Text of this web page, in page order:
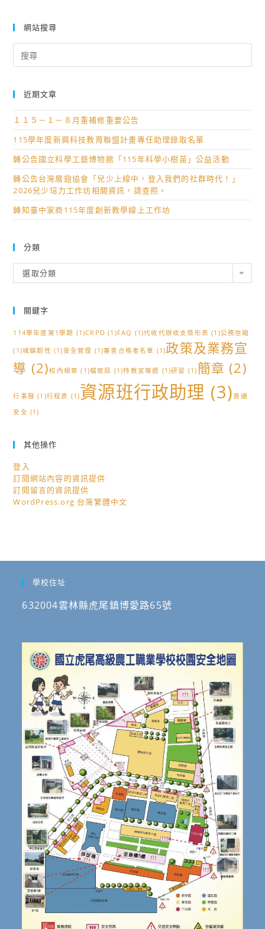
網站搜尋
for:
近期文章
１１５－１－８月重補修重要公告
115學年度新興科技教育聯盟計畫專任助理錄取名單
轉公告國立科學工藝博物館「115年科學小樹苗」公益活動
轉公告台灣展翅協會「兒少上線中，登入我們的社群時代！」
2026兒少培力工作坊相關資訊，請查照。
轉知臺中家商115年度創新教學線上工作坊
分類
類
選取分類
關鍵字
114學年度第1學期 (1)CRPD (1)FAQ (1)代收代辦收支情形表 (1)公務信箱
(1)城鎮韌性 (1)安全管理 (1)審查合格者名單 (1)政策及業務宣
導 (2)校內規章 (1)檔案局 (1)特教宣導週 (1)研習 (1) 簡章 (2)
行事曆 (1)行程表 (1)資源班行政助理 (3)資通
安全 (1)
其他操作
登入
訂閱網站內容的資訊提供
訂閱留言的資訊提供
WordPress.org 台灣繁體中文
學校住址
632004雲林縣虎尾鎮博愛路65號